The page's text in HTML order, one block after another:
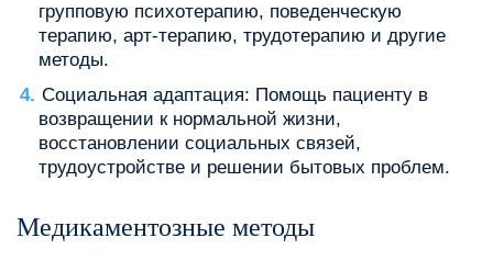
групповую психотерапию, поведенческую
терапию, арт-терапию, трудотерапию и другие
методы.
Социальная адаптация: Помощь пациенту в
возвращении к нормальной жизни,
восстановлении социальных связей,
трудоустройстве и решении бытовых проблем.
Медикаментозные методы